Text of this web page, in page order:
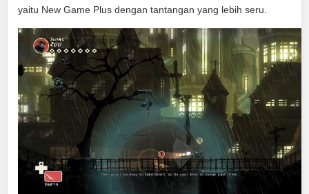
yaitu New Game Plus dengan tantangan yang lebih seru.